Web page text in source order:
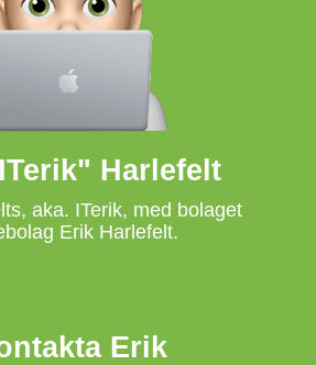
Harlefelt
aka. ITerik, med bolaget
Erik Harlefelt.
Erik